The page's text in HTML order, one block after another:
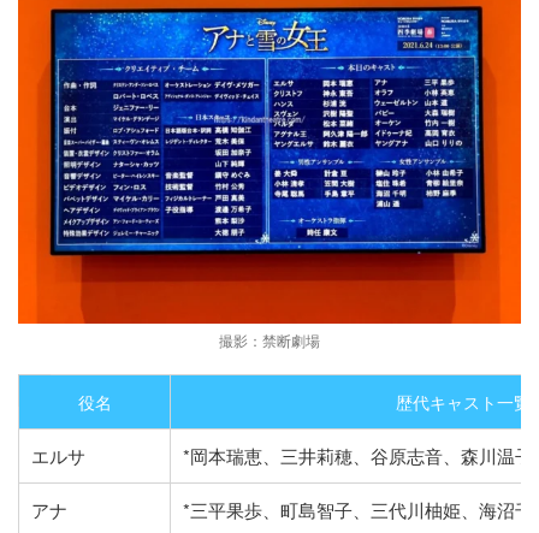
撮影：禁断劇場
役名 歴代キャスト一
エルサ *岡本瑞恵、三井莉穂、谷原志音、森川温
アナ *三平果歩、町島智子、三代川柚姫、海沼